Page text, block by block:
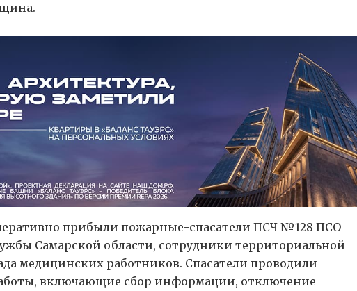
прибыли пожарные-спасатели ПСЧ №128 ПСО
Самарской области, сотрудники территориальной
медицинских работников. Спасатели проводили
включающие сбор информации, отключение